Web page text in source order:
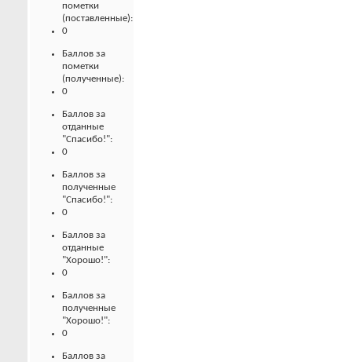
пометки
(поставленные):
0
Баллов за
пометки
(полученные):
0
Баллов за
отданные
"Спасибо!":
0
Баллов за
полученные
"Спасибо!":
0
Баллов за
отданные
"Хорошо!":
0
Баллов за
полученные
"Хорошо!":
0
Баллов за